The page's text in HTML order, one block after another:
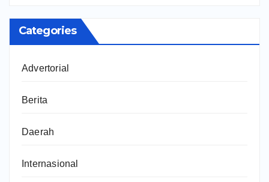
Categories
Advertorial
Berita
Daerah
Internasional